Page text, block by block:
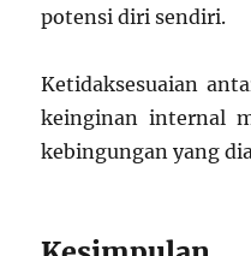
potensi diri sendiri.
Ketidaksesuaian
keinginan internal
kebingungan yang